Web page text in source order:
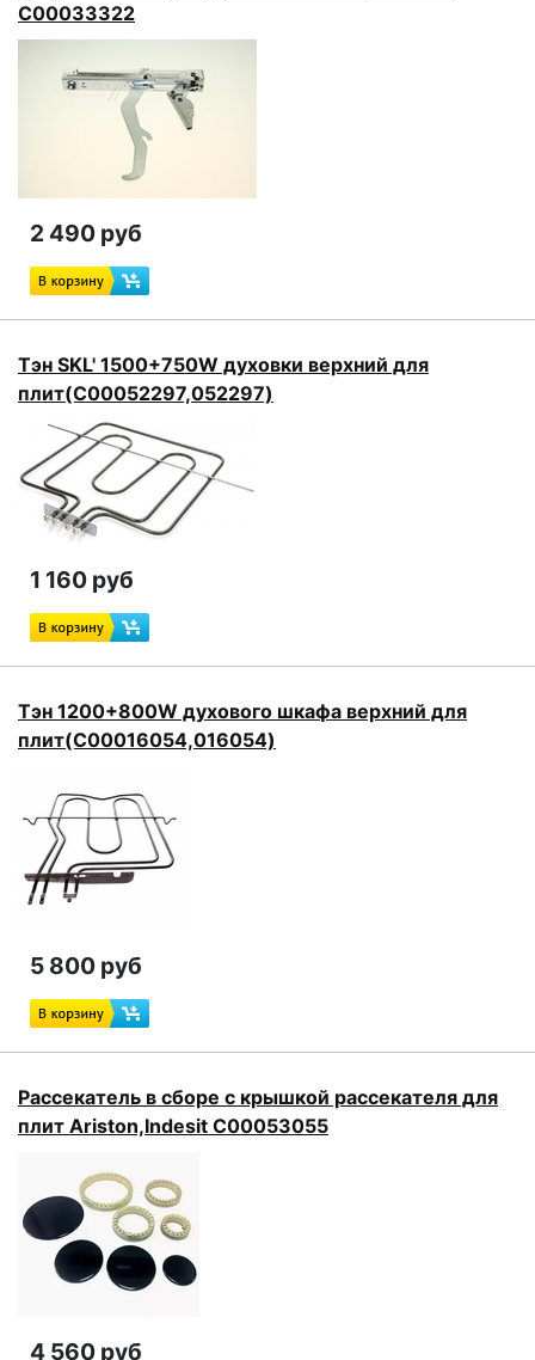
C00033322
2 490 руб
Тэн SKL' 1500+750W духовки верхний для
плит(C00052297,052297)
1 160 руб
Тэн 1200+800W духового шкафа верхний для
плит(C00016054,016054)
5 800 руб
Рассекатель в сборе с крышкой рассекателя для
плит Ariston,Indesit C00053055
4 560 руб